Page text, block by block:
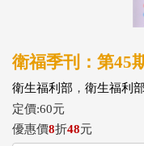
衛福季刊：第45
衛生福利部 ， 衛生福利部
定價:60元
優惠價8折48元